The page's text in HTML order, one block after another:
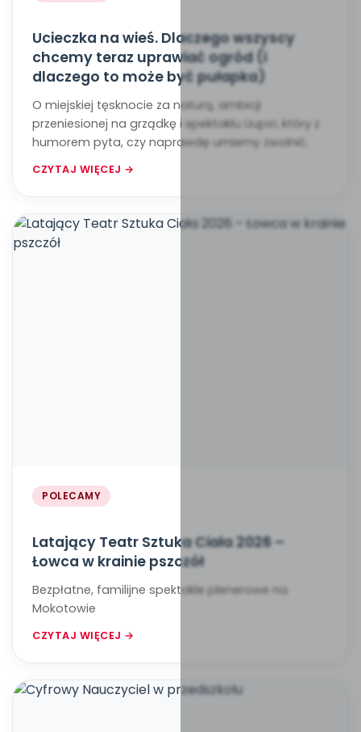
Ucieczka na wieś. Dlaczego wszyscy
chcemy teraz uprawiać ogród (i
dlaczego to może być pułapka)
O miejskiej tęsknocie za naturą, ambicji
przeniesionej na grządkę i spektaklu Uups!, który z
humorem pyta, czy naprawdę umiemy zwolnić.
CZYTAJ WIĘCEJ →
POLECAMY
Latający Teatr Sztuka Ciała 2026 –
Łowca w krainie pszczół
Bezpłatne, familijne spektakle plenerowe na
Mokotowie
CZYTAJ WIĘCEJ →